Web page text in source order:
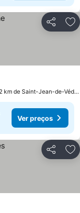
Partilhar
Lavérune, a 1.2 km de Saint-Jean-de-Védas
Ver preços
Partilhar